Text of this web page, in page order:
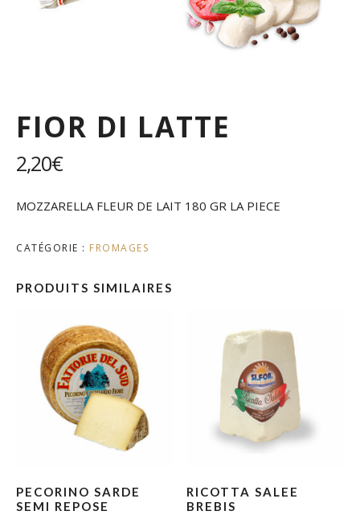
FIOR DI LATTE
2,20€
MOZZARELLA FLEUR DE LAIT 180 GR LA PIECE
CATÉGORIE : FROMAGES
PRODUITS SIMILAIRES
PECORINO SARDE
SEMI REPOSE
RICOTTA SALEE
BREBIS